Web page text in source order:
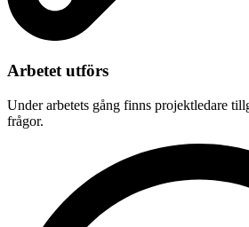
Arbetet utförs
Under arbetets gång finns projektledare
frågor.